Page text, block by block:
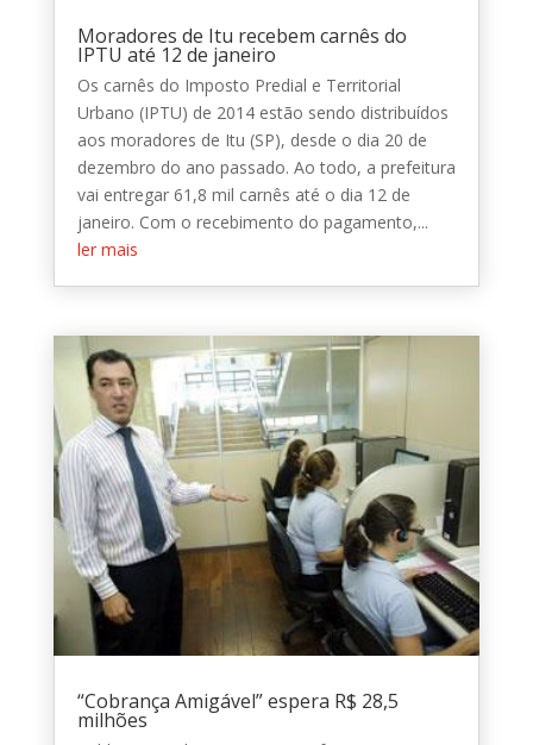
Moradores de Itu recebem carnês do
IPTU até 12 de janeiro
Os carnês do Imposto Predial e Territorial
Urbano (IPTU) de 2014 estão sendo distribuídos
aos moradores de Itu (SP), desde o dia 20 de
dezembro do ano passado. Ao todo, a prefeitura
vai entregar 61,8 mil carnês até o dia 12 de
janeiro. Com o recebimento do pagamento,...
ler mais
“Cobrança Amigável” espera R$ 28,5
milhões